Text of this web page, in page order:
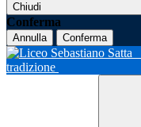
Chiudi
Conferma
Annulla Conferma
tradizione